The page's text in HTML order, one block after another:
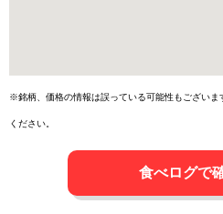
※銘柄、価格の情報は誤っている可能性もござい
ください。
食べログで